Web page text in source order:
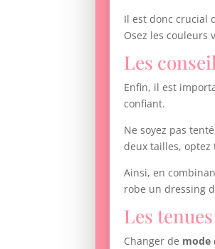
Il est donc crucial
Osez les couleurs
Les
Enfin, il est
confiant.
Ne soyez pas
deux tailles,
Ainsi, en
robe un dressing
Les
Changer de mode